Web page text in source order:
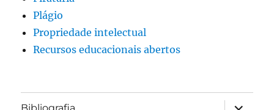
Plágio
Propriedade intelectual
Recursos educacionais abertos
Bibliografia
expandir